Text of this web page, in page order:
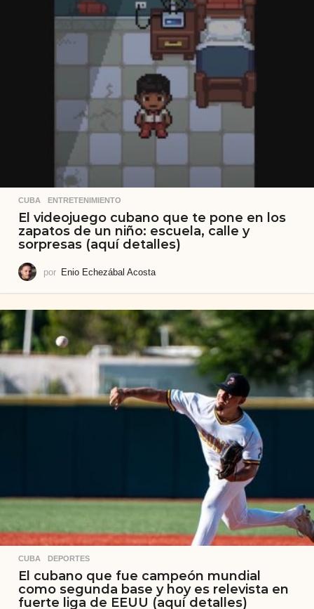
CUBA ,ENTRETENIMIENTO
El videojuego cubano que te pone en los
zapatos de un niño: escuela, calle y
sorpresas (aquí detalles)
por Enio Echezábal Acosta
CUBA ,DEPORTES
El cubano que fue campeón mundial
como segunda base y hoy es relevista en
fuerte liga de EEUU (aquí detalles)